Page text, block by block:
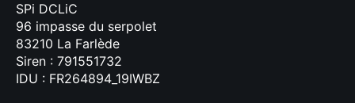
SPi DCLiC
96 impasse du serpolet
83210 La Farlède
Siren : 791551732
IDU : FR264894_19IWBZ